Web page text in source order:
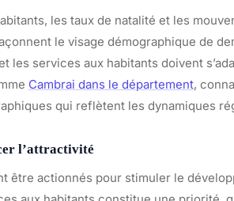
les taux de natalité et les
le visage démographique de
les services aux habitants doivent
Cambrai dans le département,
qui reflètent les dynamiques
l’attractivité
être actionnés pour stimuler le